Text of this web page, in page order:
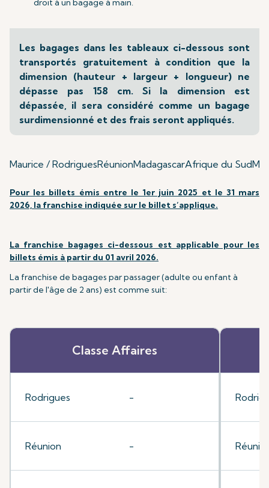
droit à un bagage à main.
Les bagages dans les tableaux ci-dessous sont
transportés gratuitement à condition que la
dimension (hauteur + largeur + longueur) ne
dépasse pas 158 cm. Si la dimension est
dépassée, il sera considéré comme un bagage
surdimensionné et des frais seront appliqués.
Maurice / RodriguesRéunionMadagascarAfrique du Sud
Pour les billets émis entre le 1er juin 2025 et le 31 mars
2026, la franchise indiquée sur le billet s’applique.
La franchise bagages ci-dessous est applicable pour les
billets émis à partir du 01 avril 2026.
La franchise de bagages par passager (adulte ou enfant à
partir de l'âge de 2 ans) est comme suit:
Classe Affaires
Rodrigues -
Réunion -